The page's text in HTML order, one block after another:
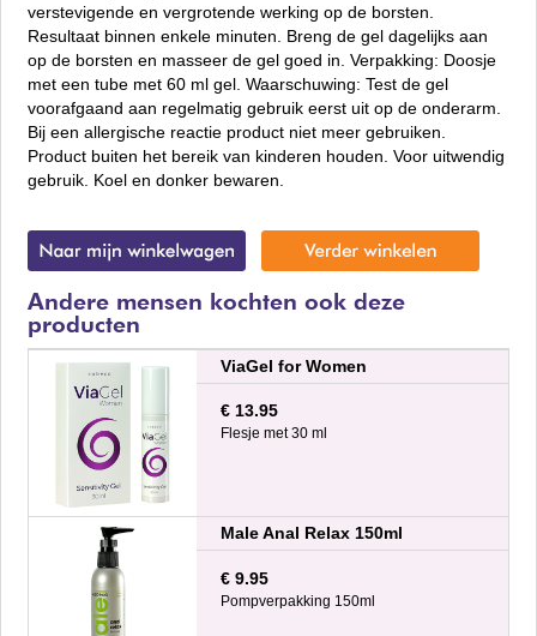
verstevigende en vergrotende werking op de borsten.
Resultaat binnen enkele minuten. Breng de gel dagelijks aan
op de borsten en masseer de gel goed in. Verpakking: Doosje
met een tube met 60 ml gel. Waarschuwing: Test de gel
voorafgaand aan regelmatig gebruik eerst uit op de onderarm.
Bij een allergische reactie product niet meer gebruiken.
Product buiten het bereik van kinderen houden. Voor uitwendig
gebruik. Koel en donker bewaren.
Andere mensen kochten ook deze
producten
ViaGel for Women
€ 13.95
Flesje met 30 ml
Male Anal Relax 150ml
€ 9.95
Pompverpakking 150ml